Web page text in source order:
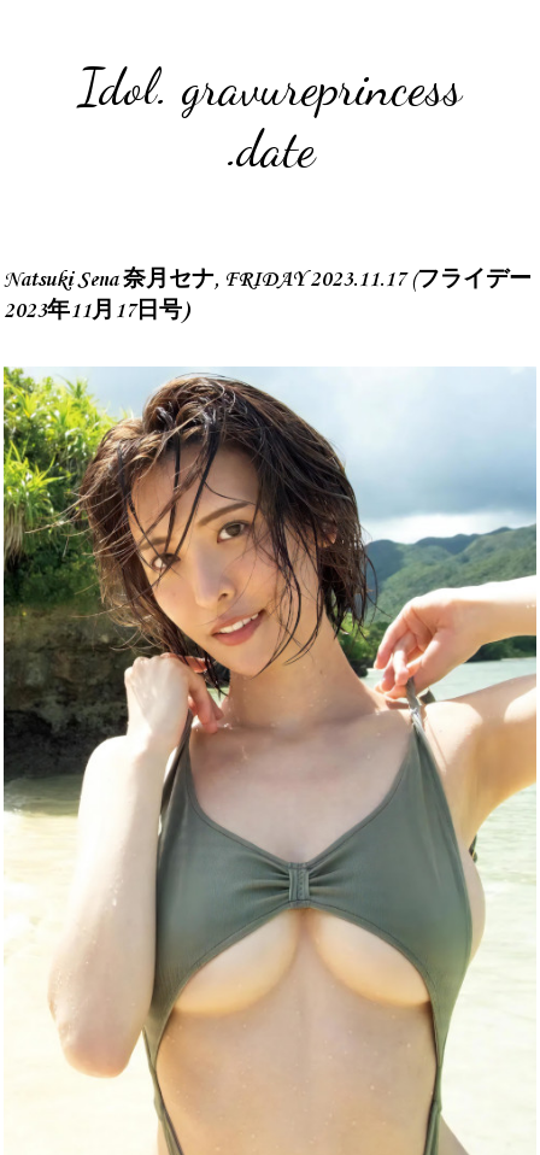
Idol. gravureprincess
.date
Natsuki Sena 奈月セナ, FRIDAY 2023.11.17 (フライデー
2023年11月17日号)